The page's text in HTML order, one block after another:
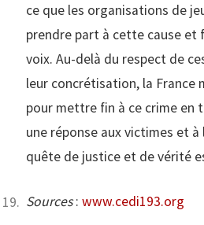
ce que les organisations de
prendre part à cette cause et
voix. Au-delà du respect de
leur concrétisation, la
pour mettre fin à ce crime en
une réponse aux victimes et à
quête de justice et de vérité
Sources: www.cedi193.org